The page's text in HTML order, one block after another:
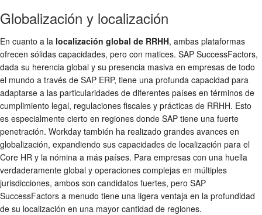
Globalización y localización
En cuanto a la localización global de RRHH, ambas plataformas
ofrecen sólidas capacidades, pero con matices. SAP SuccessFactors,
dada su herencia global y su presencia masiva en empresas de todo
el mundo a través de SAP ERP, tiene una profunda capacidad para
adaptarse a las particularidades de diferentes países en términos de
cumplimiento legal, regulaciones fiscales y prácticas de RRHH. Esto
es especialmente cierto en regiones donde SAP tiene una fuerte
penetración. Workday también ha realizado grandes avances en
globalización, expandiendo sus capacidades de localización para el
Core HR y la nómina a más países. Para empresas con una huella
verdaderamente global y operaciones complejas en múltiples
jurisdicciones, ambos son candidatos fuertes, pero SAP
SuccessFactors a menudo tiene una ligera ventaja en la profundidad
de su localización en una mayor cantidad de regiones.